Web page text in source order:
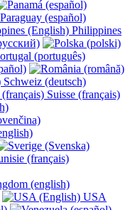
Paraguay (español)
Philippines
(português)
Schweiz (deutsch)
Suisse (français)
(français)
(english)
USA